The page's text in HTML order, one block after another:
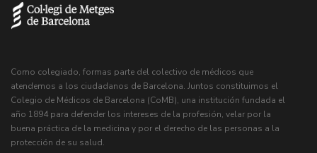
Como colegiado, formas parte del colectivo de médicos que
atendemos a los ciudadanos de Barcelona. Juntos constituimos el
Colegio de Médicos de Barcelona (CoMB), una institución fundada el
año 1894 para defender los intereses de la profesión, velar por la
buena práctica de la medicina y por el derecho de las personas a la
protección de su salud.